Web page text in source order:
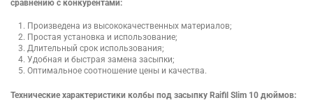
сравнению с конкурентами:
Произведена из высококачественных материалов;
Простая установка и использование;
Длительный срок использования;
Удобная и быстрая замена засыпки;
Оптимальное соотношение цены и качества.
Технические характеристики колбы под засыпку Raifil Slim 10 дюймов: